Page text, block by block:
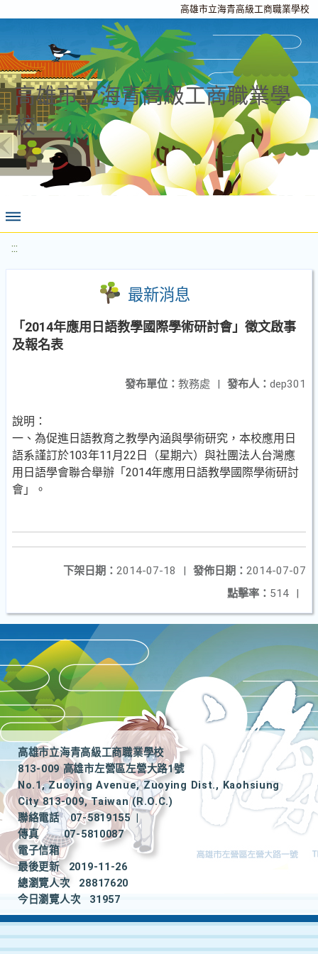
高雄市立海青高級工商職業學校
高雄市立海青高級工商職業學
校
:::
最新消息
「2014年應用日語教學國際學術研討會」徵文啟事
及報名表
發布人： dep301
發布單位： 教務處 |
說明：
一、為促進日語教育之教學內涵與學術研究，本校應用日
語系謹訂於103年11月22日（星期六）與社團法人台灣應
用日語學會聯合舉辦「2014年應用日語教學國際學術研討
會」。
發佈日期： 2014-07-07
下架日期： 2014-07-18
|
點擊率： 514 |
高雄市立海青高級工商職業學校
813-009 高雄市左營區左營大路1號
No.1, Zuoying Avenue, Zuoying Dist., Kaohsiung
City 813-009, Taiwan (R.O.C.)
聯絡電話
07-5819155
|
傳真
07-5810087
電子信箱
最後更新
2019-11-26
總瀏覽人次
28817620
今日瀏覽人次
31957